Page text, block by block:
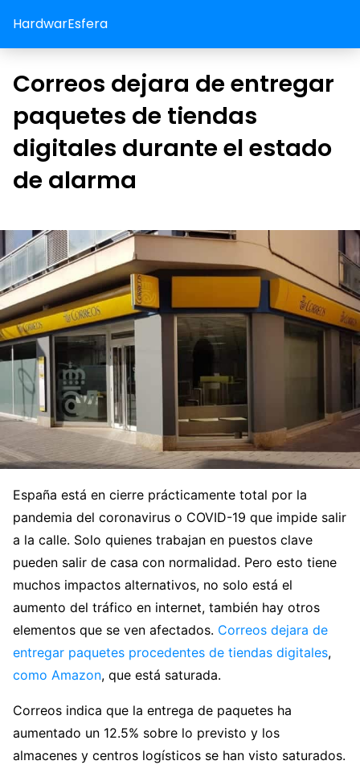
HardwarEsfera
Correos dejara de entregar
paquetes de tiendas
digitales durante el estado
de alarma
España está en cierre prácticamente total por la
pandemia del coronavirus o COVID-19 que impide salir
a la calle. Solo quienes trabajan en puestos clave
pueden salir de casa con normalidad. Pero esto tiene
muchos impactos alternativos, no solo está el
aumento del tráfico en internet, también hay otros
elementos que se ven afectados. Correos dejara de
entregar paquetes procedentes de tiendas digitales,
como Amazon, que está saturada.
Correos indica que la entrega de paquetes ha
aumentado un 12.5% sobre lo previsto y los
almacenes y centros logísticos se han visto saturados.